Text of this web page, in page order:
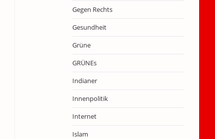
Gegen Rechts
Gesundheit
Grüne
GRÜNEs
Indianer
Innenpolitik
Internet
Islam